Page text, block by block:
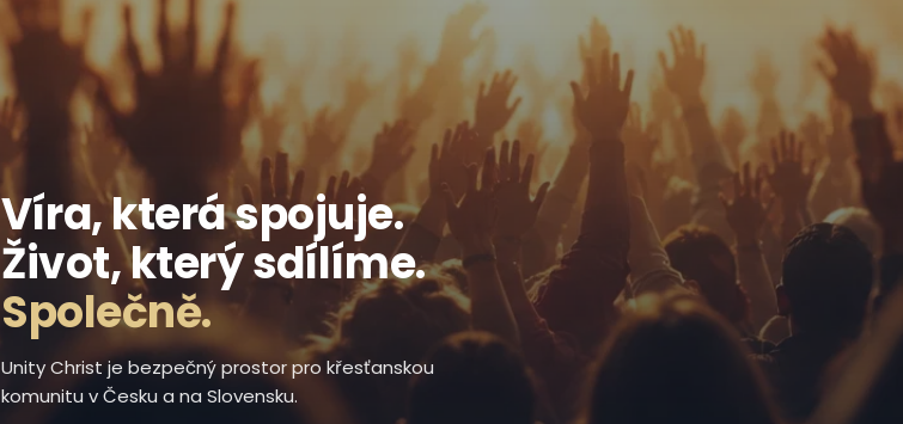
Víra, která spojuje.
Život, který sdílíme.
Společně.
Unity Christ je bezpečný prostor pro křesťanskou
komunitu v Česku a na Slovensku.